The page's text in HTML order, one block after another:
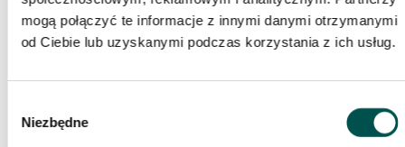
mogą połączyć te informacje z innymi danymi otrzymanymi
od Ciebie lub uzyskanymi podczas korzystania z ich usług.
zgody
Niezbędne